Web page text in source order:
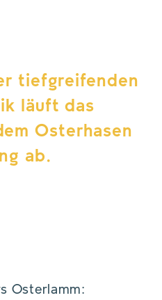
tiefgreifenden
läuft das
Osterhasen
ab.
Osterlamm: